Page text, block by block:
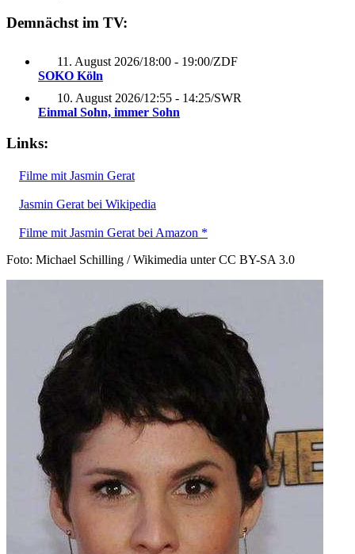
Demnächst im TV:
11. August 2026/18:00 - 19:00/ZDF
SOKO Köln
10. August 2026/12:55 - 14:25/SWR
Einmal Sohn, immer Sohn
Links:
Filme mit Jasmin Gerat
Jasmin Gerat bei Wikipedia
Filme mit Jasmin Gerat bei Amazon *
Foto: Michael Schilling / Wikimedia unter CC BY-SA 3.0